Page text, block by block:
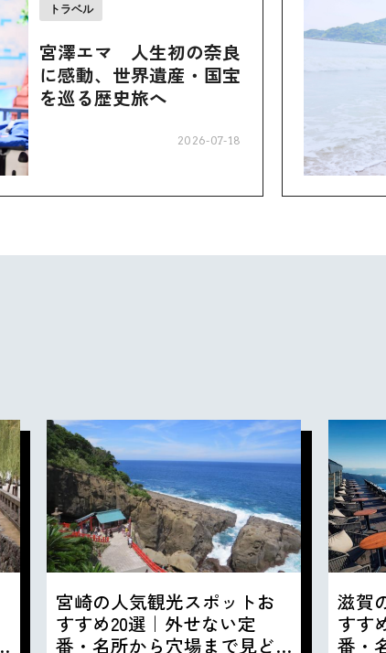
トラベル
宮澤エマ 人生初の奈良
に感動、世界遺産・国宝
を巡る歴史旅へ
2026-07-18
宮崎の人気観光スポットお
すすめ20選｜外せない定
番・名所から穴場まで見ど
滋賀
すす
番・